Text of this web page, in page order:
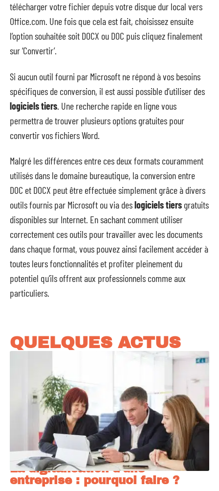
télécharger votre fichier depuis votre disque dur local vers
Office.com. Une fois que cela est fait, choisissez ensuite
l’option souhaitée soit DOCX ou DOC puis cliquez finalement
sur ‘Convertir’.
Si aucun outil fourni par Microsoft ne répond à vos besoins
spécifiques de conversion, il est aussi possible d’utiliser des
logiciels tiers . Une recherche rapide en ligne vous
permettra de trouver plusieurs options gratuites pour
convertir vos fichiers Word.
Malgré les différences entre ces deux formats couramment
utilisés dans le domaine bureautique, la conversion entre
DOC et DOCX peut être effectuée simplement grâce à divers
outils fournis par Microsoft ou via deslogiciels tiers gratuits
disponibles sur Internet. En sachant comment utiliser
correctement ces outils pour travailler avec les documents
dans chaque format, vous pouvez ainsi facilement accéder à
toutes leurs fonctionnalités et profiter pleinement du
potentiel qu’ils offrent aux professionnels comme aux
particuliers.
QUELQUES ACTUS
La digitalisation d’une
entreprise : pourquoi faire ?